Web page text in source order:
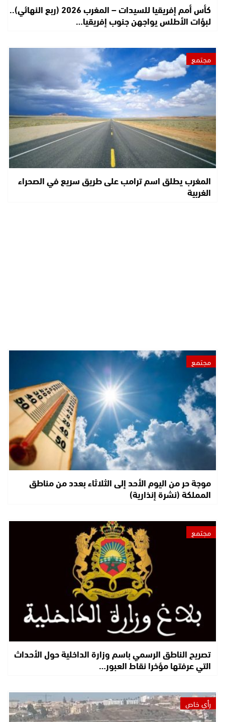
كأس أمم إفريقيا للسيدات – المغرب 2026 (ربع النهائي)..
لبؤات الأطلس يواجهن جنوب إفريقيا…
مجتمع
المغرب يطلق اسم ترامب على طريق سريع في الصحراء
الغربية
مجتمع
موجة حر من اليوم الأحد إلى الثلاثاء بعدد من مناطق
المملكة (نشرة إنذارية)
مجتمع
تصريح الناطق الرسمي باسم وزارة الداخلية حول الأحداث
التي عرفتها مؤخرا نقاط العبور…
رأي خاص